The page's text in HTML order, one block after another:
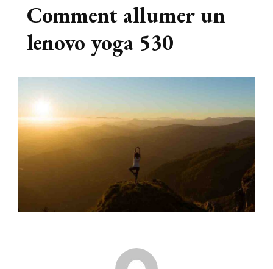
Comment allumer un
lenovo yoga 530